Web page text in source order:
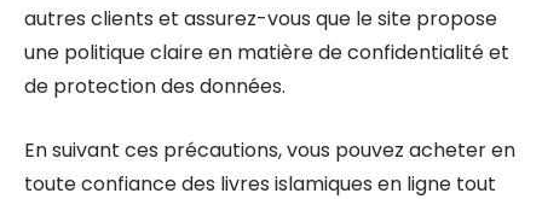
autres clients et assurez-vous que le site propose
une politique claire en matière de confidentialité et
de protection des données.
En suivant ces précautions, vous pouvez acheter en
toute confiance des livres islamiques en ligne tout